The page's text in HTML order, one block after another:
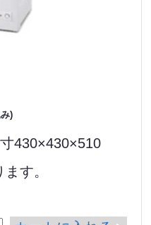
)
430×430×510
す。